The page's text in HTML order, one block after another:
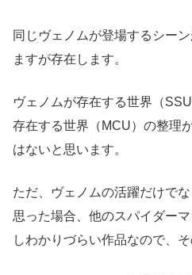
同じヴェノムが登場するシー
ますが存在します。
ヴェノムが存在する世界（
存在する世界（MCU）の整理
はないと思います。
ただ、ヴェノムの活躍だけで
思った場合、他のスパイダー
しわかりづらい作品なので、